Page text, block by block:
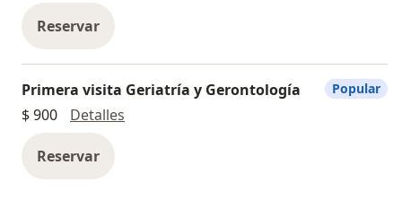
Reservar
Primera visita Geriatría y Gerontología
$ 900
Detalles
Reservar
Popular